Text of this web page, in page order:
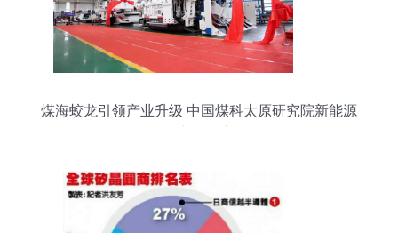
煤海蛟龙引领产业升级 中国煤科太原研究院新能源